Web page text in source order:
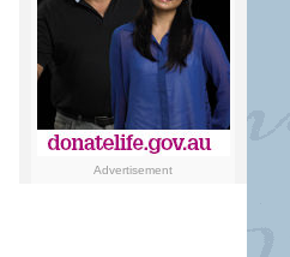
Advertisement